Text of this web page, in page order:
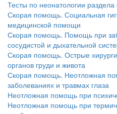
Тесты по неонатологии раздела
Скорая помощь. Социальная
медицинской помощи
Скорая помощь. Помощь при
сосудистой и дыхательной
Скорая помощь. Острые
органов груди и живота
Скорая помощь. Неотложная
заболеваниях и травмах глаза
Неотложная помощь при
Неотложная помощь при